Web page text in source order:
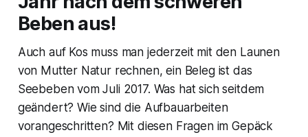
Beben aus!
Auch auf Kos muss man jederzeit mit den Launen
von Mutter Natur rechnen, ein Beleg ist das
Seebeben vom Juli 2017. Was hat sich seitdem
geändert? Wie sind die Aufbauarbeiten
vorangeschritten? Mit diesen Fragen im Gepäck